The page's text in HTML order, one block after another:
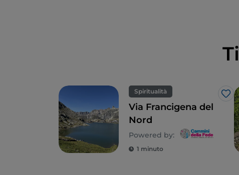
Spiritualità
Via Francigena del
Nord
Powered by:
1 minuto